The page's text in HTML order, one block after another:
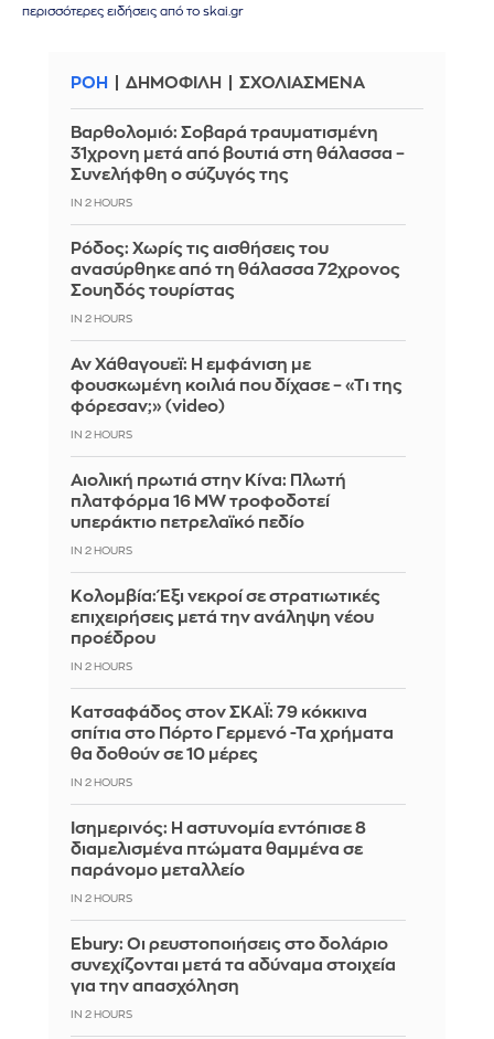
περισσότερες ειδήσεις από το skai.gr
ΡΟΗ ΔΗΜΟΦΙΛΗ ΣΧΟΛΙΑΣΜΕΝΑ
Βαρθολομιό: Σοβαρά τραυματισμένη
31χρονη μετά από βουτιά στη θάλασσα –
Συνελήφθη ο σύζυγός της
IN 2 HOURS
Ρόδος: Χωρίς τις αισθήσεις του
ανασύρθηκε από τη θάλασσα 72χρονος
Σουηδός τουρίστας
IN 2 HOURS
Αν Χάθαγουεϊ: Η εμφάνιση με
φουσκωμένη κοιλιά που δίχασε – «Τι της
φόρεσαν;» (video)
IN 2 HOURS
Αιολική πρωτιά στην Κίνα: Πλωτή
πλατφόρμα 16 MW τροφοδοτεί
υπεράκτιο πετρελαϊκό πεδίο
IN 2 HOURS
Κολομβία: Έξι νεκροί σε στρατιωτικές
επιχειρήσεις μετά την ανάληψη νέου
προέδρου
IN 2 HOURS
Kατσαφάδος στον ΣΚΑΪ: 79 κόκκινα
σπίτια στο Πόρτο Γερμενό -Τα χρήματα
θα δοθούν σε 10 μέρες
IN 2 HOURS
Ισημερινός: Η αστυνομία εντόπισε 8
διαμελισμένα πτώματα θαμμένα σε
παράνομο μεταλλείο
IN 2 HOURS
Ebury: Οι ρευστοποιήσεις στο δολάριο
συνεχίζονται μετά τα αδύναμα στοιχεία
για την απασχόληση
IN 2 HOURS